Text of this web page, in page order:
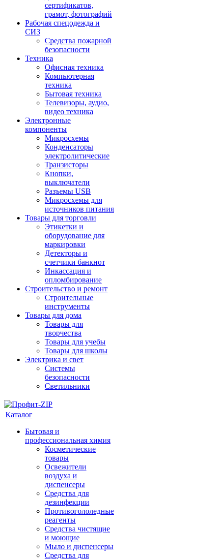
сертификатов,
грамот, фотографий
Рабочая спецодежда и
СИЗ
Средства пожарной
безопасности
Техника
Офисная техника
Компьютерная
техника
Бытовая техника
Телевизоры, аудио,
видео техника
Электронные
компоненты
Микросхемы
Конденсаторы
электролитические
Транзисторы
Кнопки,
выключатели
Разъемы USB
Микросхемы для
источников питания
Товары для торговли
Этикетки и
оборудование для
маркировки
Детекторы и
счетчики банкнот
Инкассация и
опломбирование
Строительство и ремонт
Строительные
инструменты
Товары для дома
Товары для
творчества
Товары для учебы
Товары для школы
Электрика и свет
Системы
безопасности
Светильники
Каталог
Бытовая и
профессиональная химия
Косметические
товары
Освежители
воздуха и
диспенсеры
Средства для
дезинфекции
Противогололедные
реагенты
Средства чистящие
и моющие
Мыло и диспенсеры
Средства для